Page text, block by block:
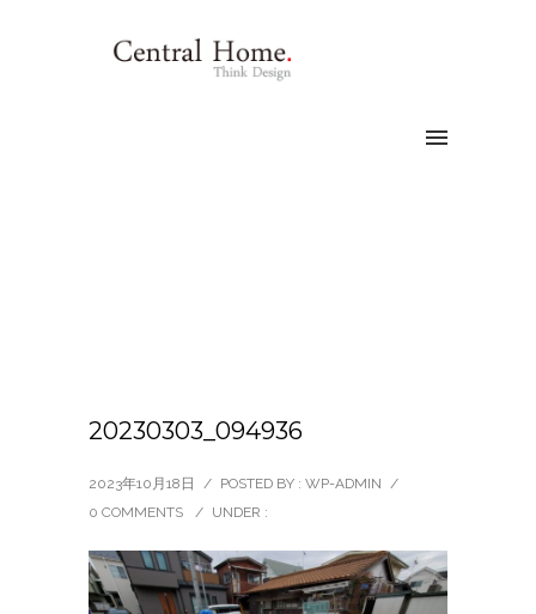
20230303_094936
2023年10月18日 / POSTED BY : WP-ADMIN /
0 COMMENTS
/ UNDER :